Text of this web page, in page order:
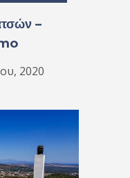
–
2020